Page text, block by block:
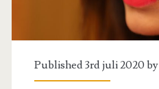
Published 3rd juli 2020 by